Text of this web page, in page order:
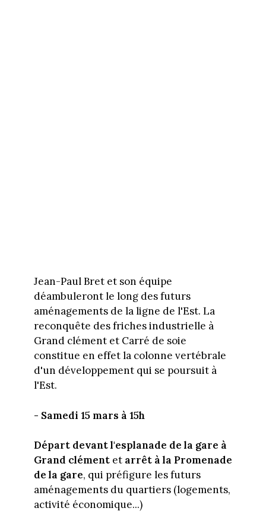
Jean-Paul Bret et son équipe
déambuleront le long des futurs
aménagements de la ligne de l'Est. La
reconquête des friches industrielle à
Grand clément et Carré de soie
constitue en effet la colonne vertébrale
d'un développement qui se poursuit à
l'Est.
- Samedi 15 mars à 15h
Départ devant l'esplanade de la gare à
Grand clémentet arrêt à la Promenade
de la gare, qui préfigure les futurs
aménagements du quartiers (logements,
activité économique...)